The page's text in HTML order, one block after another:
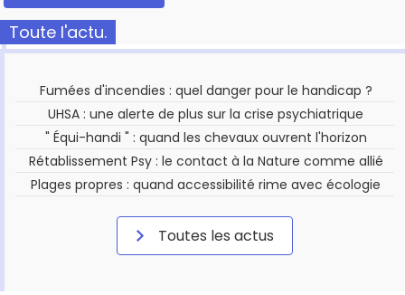
Toute l'actu.
Fumées d'incendies : quel danger pour le handicap ?
UHSA : une alerte de plus sur la crise psychiatrique
" Équi-handi " : quand les chevaux ouvrent l'horizon
Rétablissement Psy : le contact à la Nature comme allié
Plages propres : quand accessibilité rime avec écologie
Toutes les actus